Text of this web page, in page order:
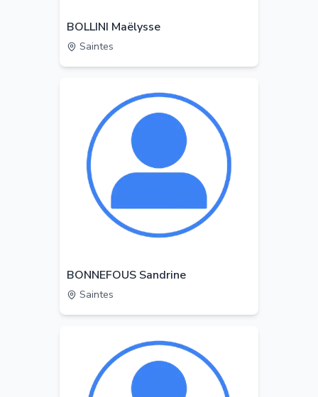
BOLLINI Maëlysse
Saintes
BONNEFOUS Sandrine
Saintes